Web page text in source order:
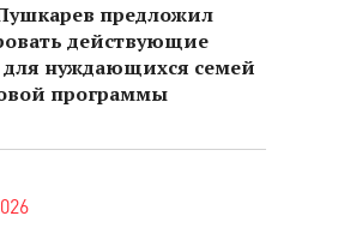
предложил
действующие
нуждающихся семей
программы